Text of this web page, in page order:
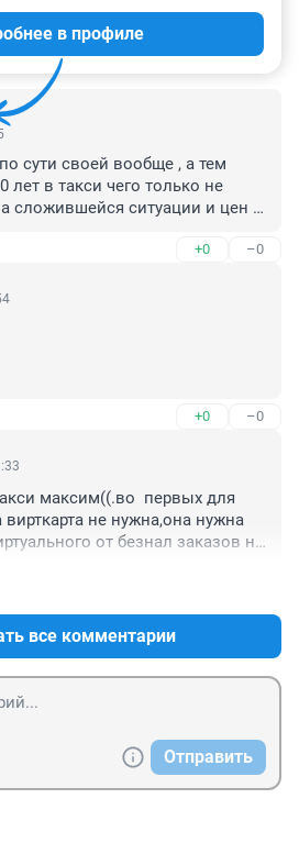
3
в профиле
сути своей вообще , а тем
лет в такси чего только не
сложившейся ситуации и цен
только электрички типо Nissan
уберёт из такси все ДВС ,
не понимающие
понять водителя , который за
которые остаются ему после
издержек на топливо и
+0 –0
+0 –0
максим((.во  первых для
не нужна,она нужна
от безнал заказов на
все комментарии
Отправить